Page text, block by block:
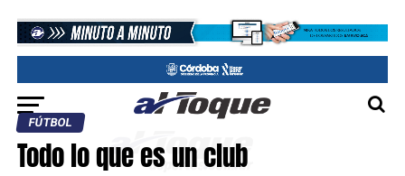
FÚTBOL
Todo lo que es un club